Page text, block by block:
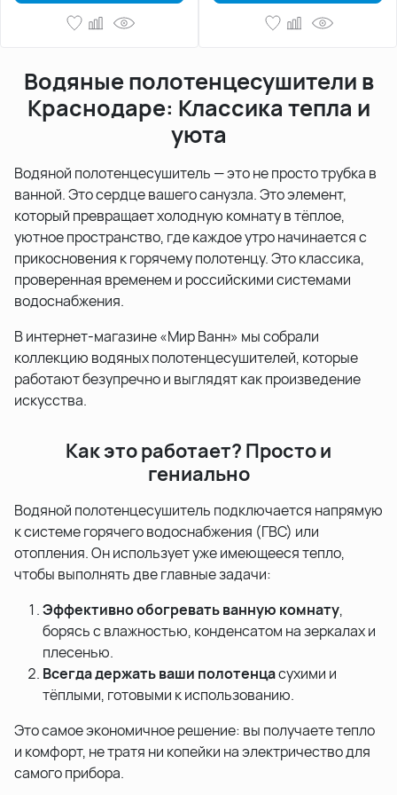
Водяные полотенцесушители в
Краснодаре: Классика тепла и
уюта
Водяной полотенцесушитель — это не просто трубка в
ванной. Это сердце вашего санузла. Это элемент,
который превращает холодную комнату в тёплое,
уютное пространство, где каждое утро начинается с
прикосновения к горячему полотенцу. Это классика,
проверенная временем и российскими системами
водоснабжения.
В интернет-магазине «Мир Ванн» мы собрали
коллекцию водяных полотенцесушителей, которые
работают безупречно и выглядят как произведение
искусства.
Как это работает? Просто и
гениально
Водяной полотенцесушитель подключается напрямую
к системе горячего водоснабжения (ГВС) или
отопления. Он использует уже имеющееся тепло,
чтобы выполнять две главные задачи:
Эффективно обогревать ванную комнату,
борясь с влажностью, конденсатом на зеркалах и
плесенью.
Всегда держать ваши полотенцасухими и
тёплыми, готовыми к использованию.
Это самое экономичное решение: вы получаете тепло
и комфорт, не тратя ни копейки на электричество для
самого прибора.